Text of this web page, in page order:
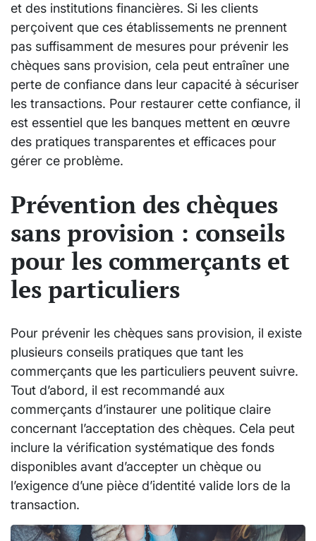
et des institutions financières. Si les clients
perçoivent que ces établissements ne prennent
pas suffisamment de mesures pour prévenir les
chèques sans provision, cela peut entraîner une
perte de confiance dans leur capacité à sécuriser
les transactions. Pour restaurer cette confiance, il
est essentiel que les banques mettent en œuvre
des pratiques transparentes et efficaces pour
gérer ce problème.
Prévention des chèques
sans provision : conseils
pour les commerçants et
les particuliers
Pour prévenir les chèques sans provision, il existe
plusieurs conseils pratiques que tant les
commerçants que les particuliers peuvent suivre.
Tout d’abord, il est recommandé aux
commerçants d’instaurer une politique claire
concernant l’acceptation des chèques. Cela peut
inclure la vérification systématique des fonds
disponibles avant d’accepter un chèque ou
l’exigence d’une pièce d’identité valide lors de la
transaction.